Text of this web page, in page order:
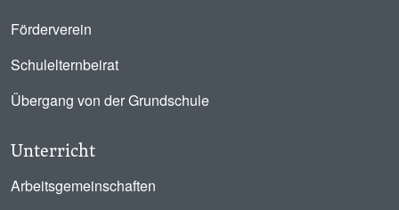
Förderverein
Schulelternbeirat
Übergang von der Grundschule
Unterricht
Arbeitsgemeinschaften